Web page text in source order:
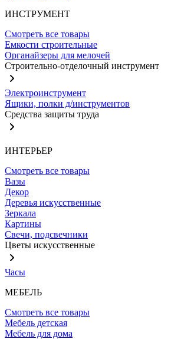
ИНСТРУМЕНТ
Смотреть все товары
Емкости строительные
Органайзеры для мелочей
Строительно-отделочный инструмент
Электроинструмент
Ящики, полки д/инструментов
Средства защиты труда
ИНТЕРЬЕР
Смотреть все товары
Вазы
Декор
Деревья искусственные
Зеркала
Картины
Свечи, подсвечники
Цветы искусственные
Часы
МЕБЕЛЬ
Смотреть все товары
Мебель детская
Мебель для дома